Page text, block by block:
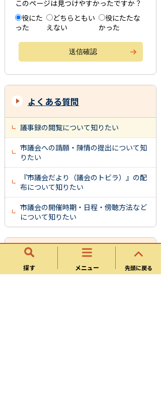
探す メニュー
このページは見つけやすかったですか？
役にた
った
どちらともい
えない
役にたたな
かった
先頭に戻る
よくある質問
議事録の閲覧について知りたい
市議会への請願・陳情の提出について知
りたい
『市議会だより（議会のトビラ）』の配
布について知りたい
市議会の開催時期・日程・傍聴方法など
について知りたい
議会事務局（議会総務課）